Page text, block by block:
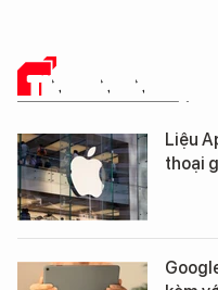
TIN CÔNG NGHỆ
Liệu
thoại